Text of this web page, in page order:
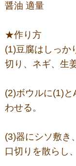
醤油 適量
★作り方
(1)豆腐はしっか
切り、ネギ、生
(2)ボウルに(1)
わせる。
(3)器にシソ敷き
口切りを散らし